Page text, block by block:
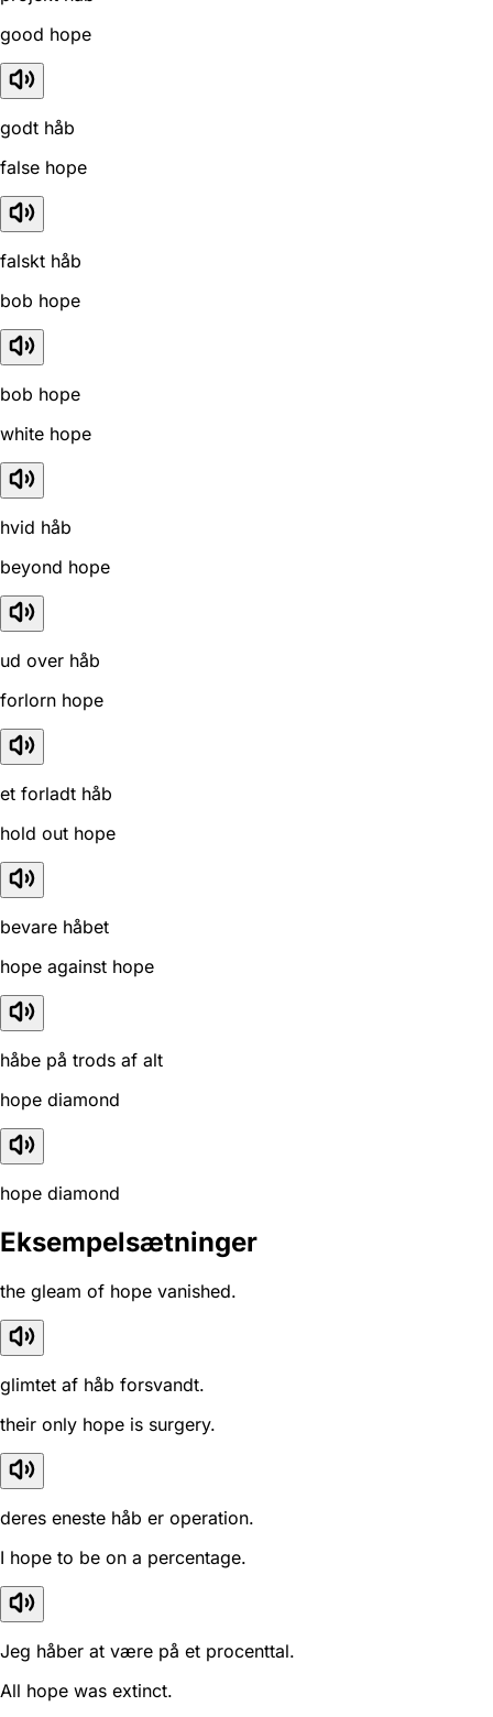
good hope
godt håb
false hope
falskt håb
bob hope
bob hope
white hope
hvid håb
beyond hope
ud over håb
forlorn hope
et forladt håb
hold out hope
bevare håbet
hope against hope
håbe på trods af alt
hope diamond
hope diamond
Eksempelsætninger
the gleam of hope vanished.
glimtet af håb forsvandt.
their only hope is surgery.
deres eneste håb er operation.
I hope to be on a percentage.
Jeg håber at være på et procenttal.
All hope was extinct.